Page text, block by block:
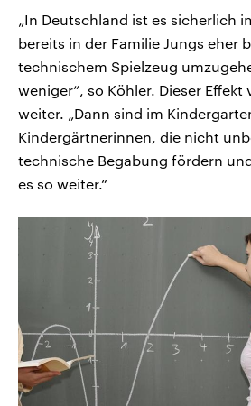
„In Deutschland ist es sicherlich
bereits in der Familie Jungs eher
technischem Spielzeug
weniger“, so Köhler. Dieser Effekt
weiter. „Dann sind im
Kindergärtnerinnen, die nicht
technische Begabung fördern
es so weiter.“